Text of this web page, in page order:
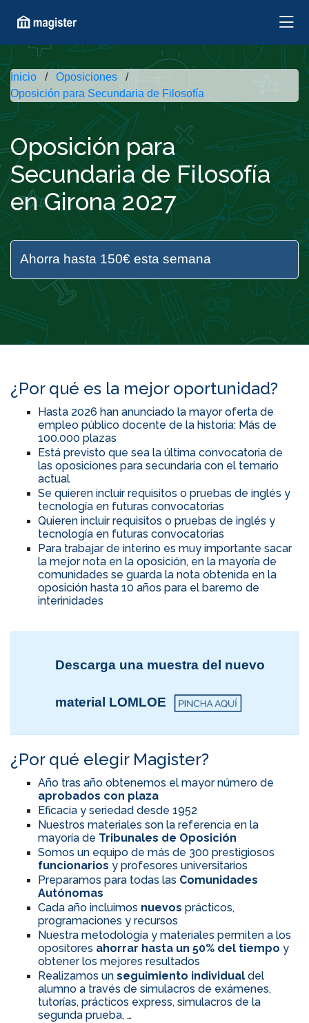
Inicio
Oposiciones
Oposición para Secundaria de Filosofía
Oposición para
Secundaria de Filosofía
en Girona 2027
Ahorra hasta 150€ esta semana
¿Por qué es la mejor oportunidad?
Hasta 2026 han anunciado la mayor oferta de
empleo público docente de la historia: Más de
100.000 plazas
Está previsto que sea la última convocatoria de
las oposiciones para secundaria con el temario
actual
Se quieren incluir requisitos o pruebas de inglés y
tecnología en futuras convocatorias
Quieren incluir requisitos o pruebas de inglés y
tecnología en futuras convocatorias
Para trabajar de interino es muy importante sacar
la mejor nota en la oposición, en la mayoría de
comunidades se guarda la nota obtenida en la
oposición hasta 10 años para el baremo de
interinidades
Descarga una muestra del nuevo
material LOMLOE
¿Por qué elegir Magister?
Año tras año obtenemos el mayor número de
aprobados con plaza
Eficacia y seriedad desde 1952
Nuestros materiales son la referencia en la
mayoría de Tribunales de Oposición
Somos un equipo de más de 300 prestigiosos
funcionarios y profesores universitarios
Preparamos para todas las Comunidades
Autónomas
Cada año incluimos nuevos prácticos,
programaciones y recursos
Nuestra metodología y materiales permiten a los
opositores ahorrar hasta un 50% del tiempo y
obtener los mejores resultados
Realizamos un seguimiento individual del
alumno a través de simulacros de exámenes,
tutorías, prácticos express, simulacros de la
segunda prueba, …